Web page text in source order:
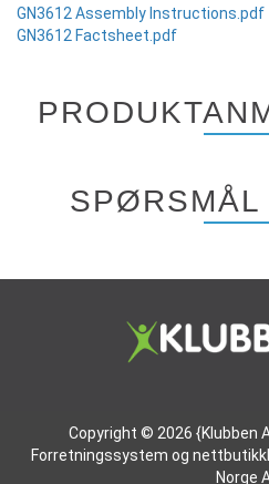
GN3612 Assembly Instructions.pdf
GN3612 Factsheet.pdf
SPØRSMÅL
Copyright © 2026 {Klubben
Forretningssystem og
Norge